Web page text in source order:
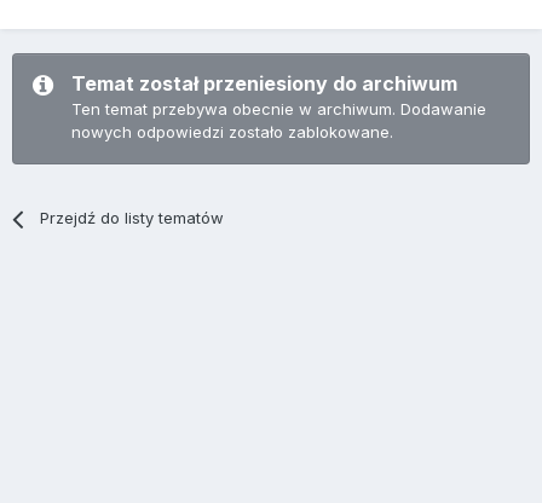
Temat został przeniesiony do archiwum
Ten temat przebywa obecnie w archiwum. Dodawanie
nowych odpowiedzi zostało zablokowane.
Przejdź do listy tematów